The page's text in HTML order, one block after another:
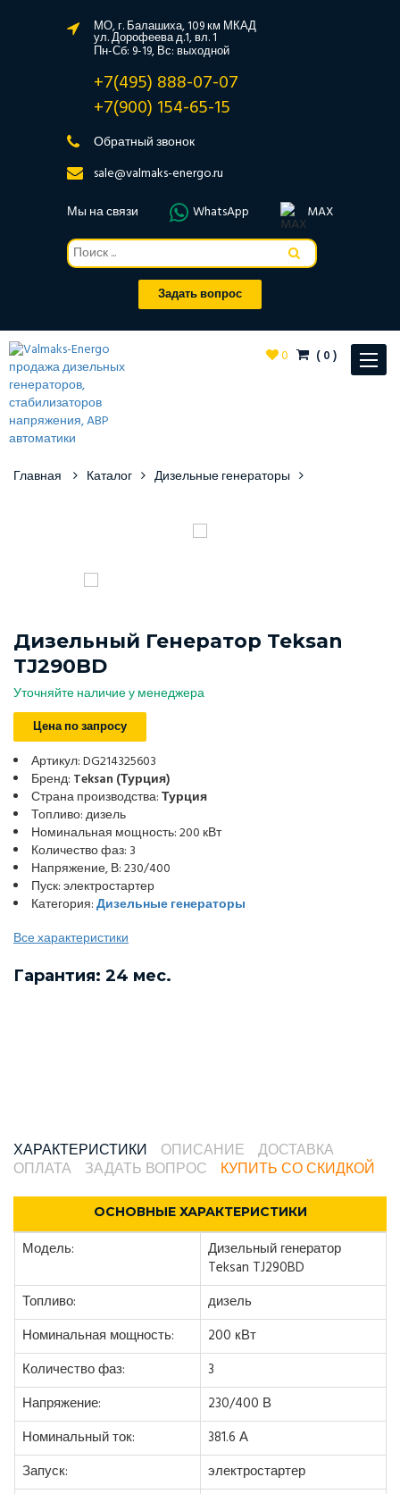
МО, г. Балашиха, 109 км МКАД
ул. Дорофеева д.1, вл. 1
Пн-Сб: 9-19, Вс: выходной
+7(495) 888-07-07
+7(900) 154-65-15
Обратный звонок
sale@valmaks-energo.ru
Мы на связи
WhatsApp MAX
Задать вопрос
Toggle
0 (0)
Главная Каталог Дизельные генераторы
Дизельный Генератор Teksan
TJ290BD
Уточняйте наличие у менеджера
Цена по запросу
Артикул: DG214325603
Бренд: Teksan (Турция)
Страна производства:Турция
Топливо: дизель
Номинальная мощность: 200 кВт
Количество фаз: 3
Напряжение, В: 230/400
Пуск: электростартер
Категория:Дизельные генераторы
Все характеристики
Гарантия: 24 мес.
ХАРАКТЕРИСТИКИ ОПИСАНИЕ
ДОСТАВКА
ОПЛАТА
ЗАДАТЬ ВОПРОС КУПИТЬ СО СКИДКОЙ
ОСНОВНЫЕ ХАРАКТЕРИСТИКИ
Модель:
Дизельный генератор
Teksan TJ290BD
Топливо:
дизель
Номинальная мощность:
200 кВт
Количество фаз:
3
Напряжение:
230/400 В
Номинальный ток:
381.6 А
Запуск:
электростартер